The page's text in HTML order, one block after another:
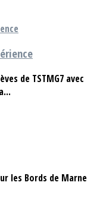
de TSTMG7 avec
les Bords de Marne